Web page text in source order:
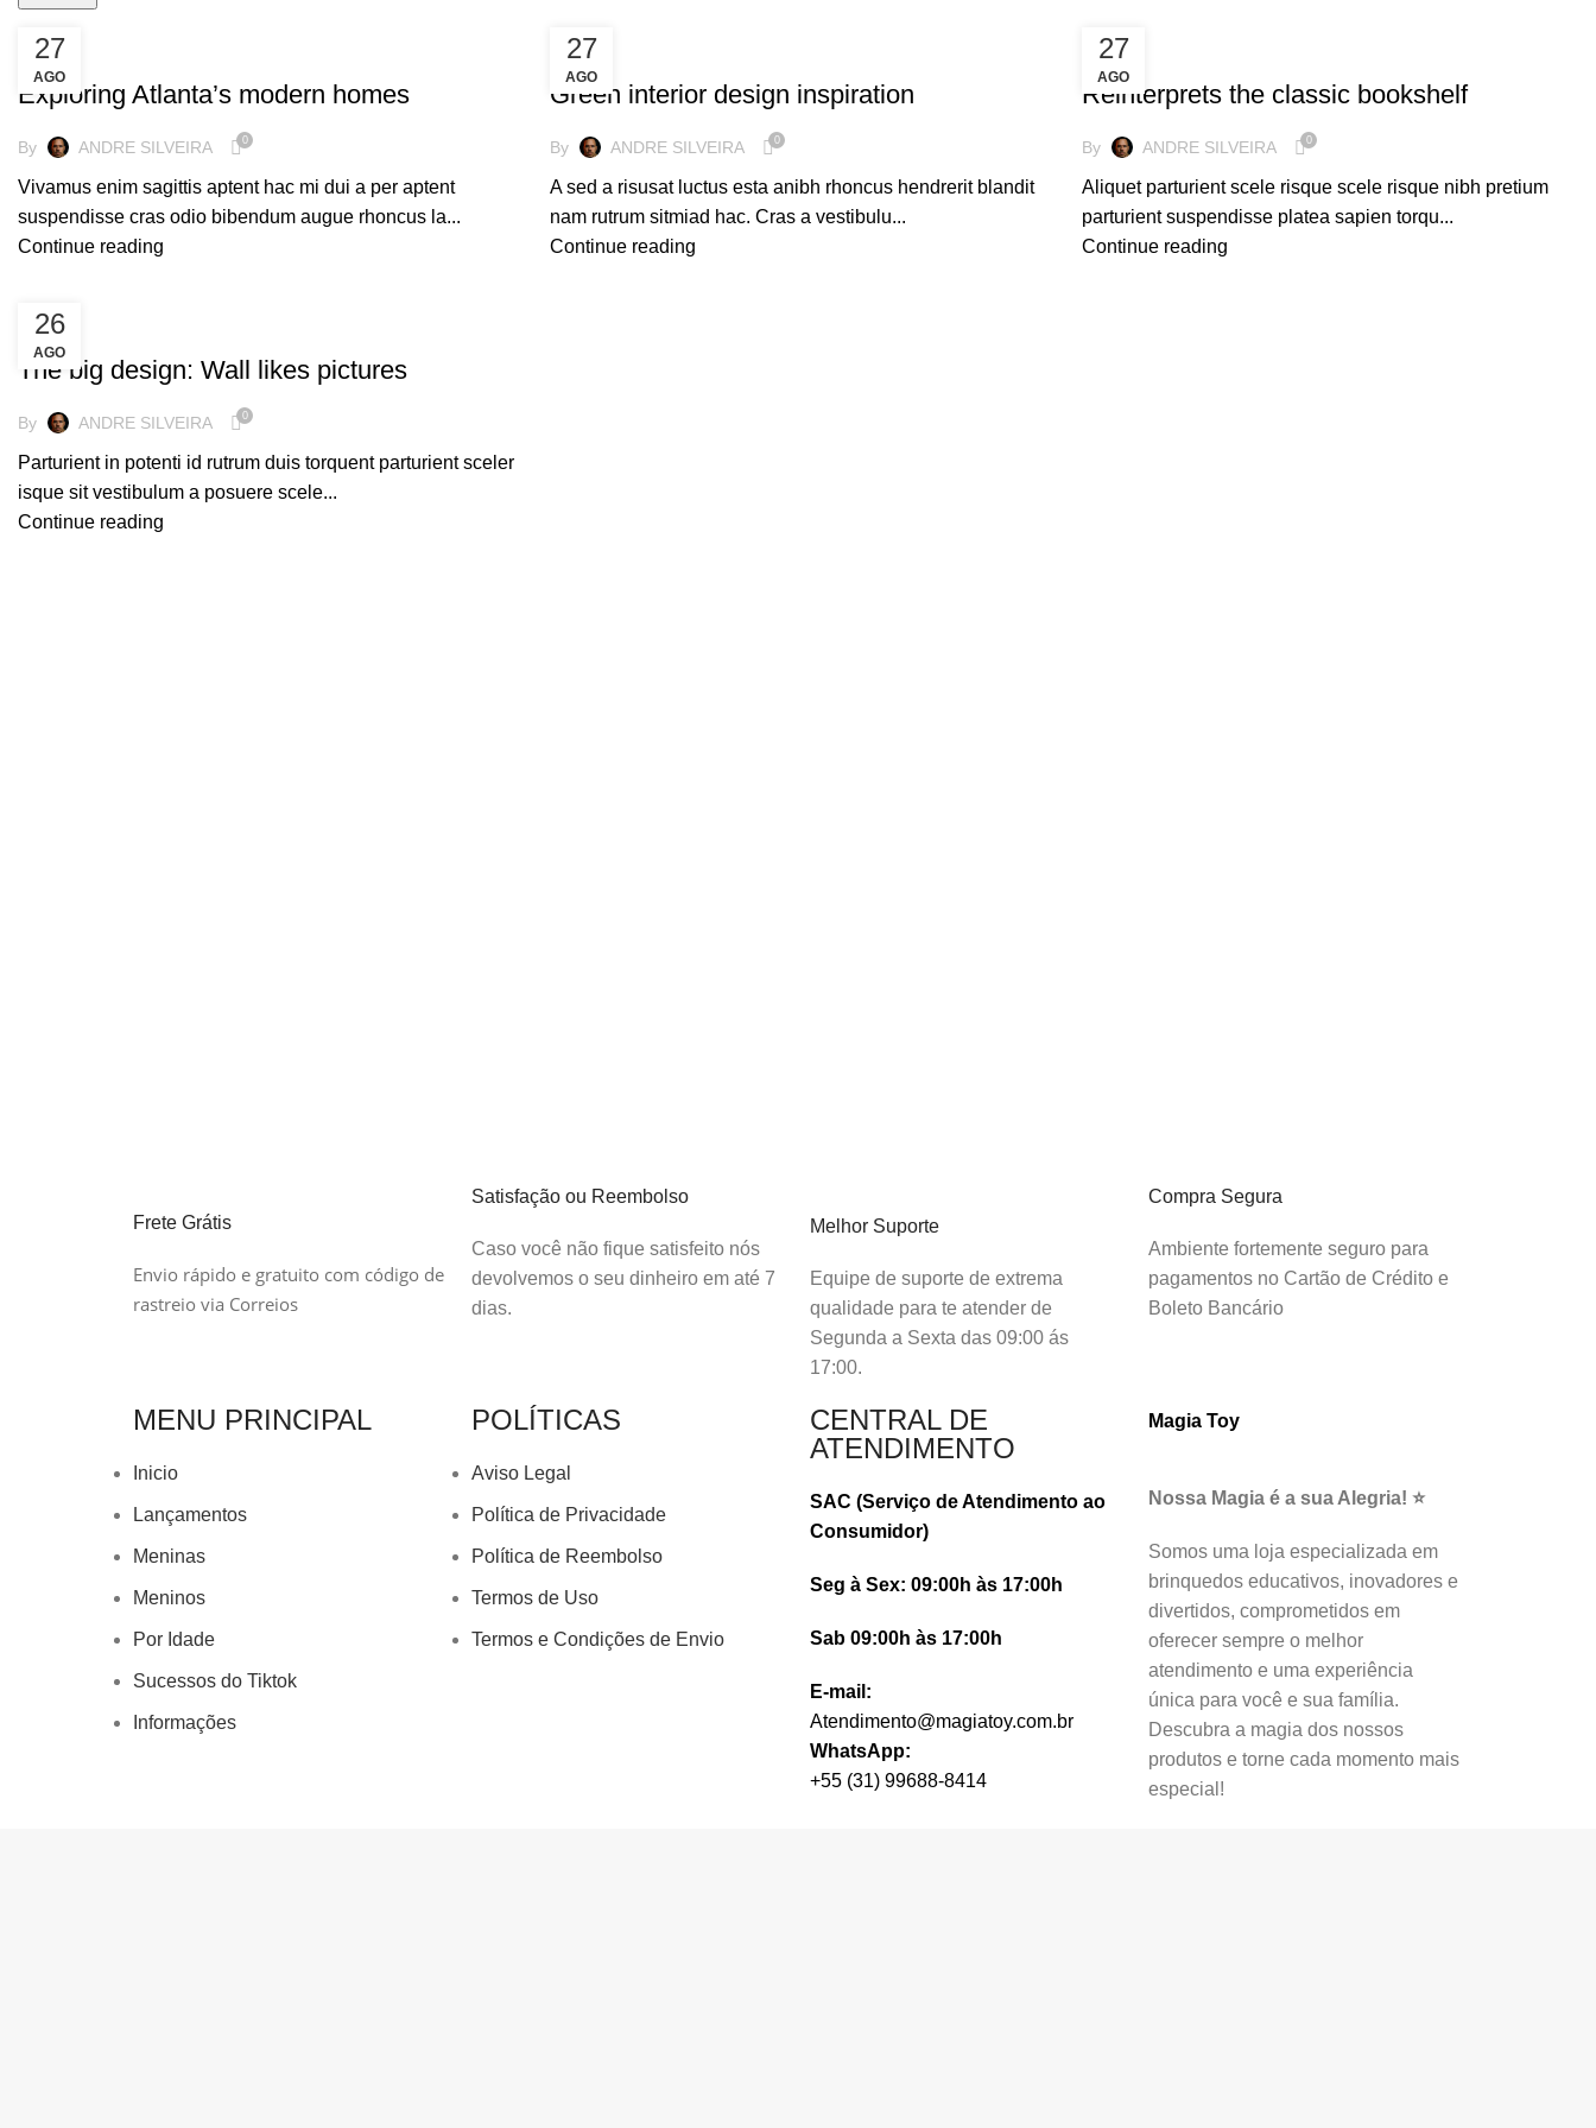
27
AGO
DECORATION
Exploring Atlanta’s modern homes
By ANDRE SILVEIRA 0
Vivamus enim sagittis aptent hac mi dui a per aptent
suspendisse cras odio bibendum augue rhoncus la...
Continue reading
27
AGO
INSPIRATION
Green interior design inspiration
By ANDRE SILVEIRA 0
A sed a risusat luctus esta anibh rhoncus hendrerit blandit
nam rutrum sitmiad hac. Cras a vestibulu...
Continue reading
27
AGO
DESIGN TRENDS
Reinterprets the classic bookshelf
By ANDRE SILVEIRA 0
Aliquet parturient scele risque scele risque nibh pretium
parturient suspendisse platea sapien torqu...
Continue reading
26
AGO
DESIGN TRENDS
The big design: Wall likes pictures
By ANDRE SILVEIRA 0
Parturient in potenti id rutrum duis torquent parturient sceler
isque sit vestibulum a posuere scele...
Continue reading
Frete Grátis
Envio rápido e gratuito com código de
rastreio via Correios
Satisfação ou Reembolso
Caso você não fique satisfeito nós
devolvemos o seu dinheiro em até 7
dias.
Melhor Suporte
Equipe de suporte de extrema
qualidade para te atender de
Segunda a Sexta das 09:00 ás
17:00.
Compra Segura
Ambiente fortemente seguro para
pagamentos no Cartão de Crédito e
Boleto Bancário
MENU PRINCIPAL
Inicio
Lançamentos
Meninas
Meninos
Por Idade
Sucessos do Tiktok
Informações
POLÍTICAS
Aviso Legal
Política de Privacidade
Política de Reembolso
Termos de Uso
Termos e Condições de Envio
CENTRAL DE
ATENDIMENTO
SAC (Serviço de Atendimento ao
Consumidor)
Seg à Sex: 09:00h às 17:00h
Sab 09:00h às 17:00h
E-mail:
Atendimento@magiatoy.com.br
WhatsApp:
+55 (31) 99688-8414
Magia Toy
Nossa Magia é a sua Alegria! ⭐
Somos uma loja especializada em
brinquedos educativos, inovadores e
divertidos, comprometidos em
oferecer sempre o melhor
atendimento e uma experiência
única para você e sua família.
Descubra a magia dos nossos
produtos e torne cada momento mais
especial!